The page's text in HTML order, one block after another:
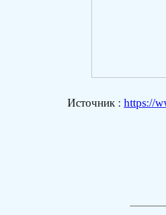
Источник : https://